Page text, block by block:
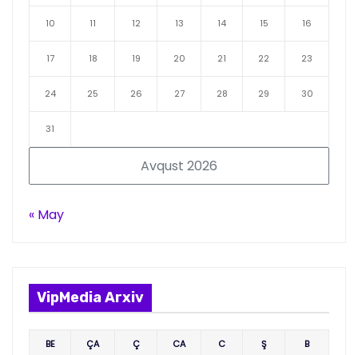
Avqust 2026
10 11 12 13 14 15 16
17 18 19 20 21 22 23
24 25 26 27 28 29 30
31
« May
VipMedia Arxiv
BE ÇA Ç CA C Ş B